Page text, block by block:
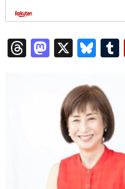
T
M
d
n
X
Bl
e
s
k
y